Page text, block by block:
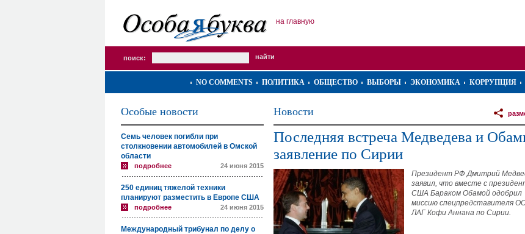
на главную
поиск:
NO COMMENTS ПОЛИТИКА ОБЩЕСТВО ВЫБОРЫ ЭКОНОМИКА КОРРУПЦИЯ
Особые новости
Семь человек погибли при
столкновении автомобилей в Омской
области
подробнее 24 июня 2015
250 единиц тяжелой техники
планируют разместить в Европе США
подробнее 24 июня 2015
Международный трибунал по делу о
Новости
Последняя встреча Медведева и
заявление по Сирии
Президент РФ Дмитрий
заявил, что вместе с
США Бараком Обамой одобрил
миссию спецпредставителя
ЛАГ Кофи Аннана по Сирии.